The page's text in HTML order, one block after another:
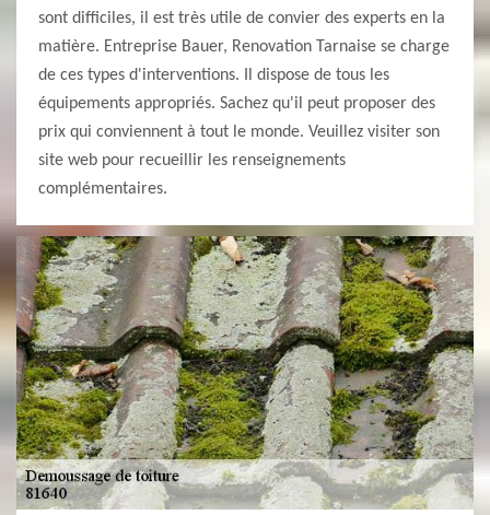
sont difficiles, il est très utile de convier des experts en la
matière. Entreprise Bauer, Renovation Tarnaise se charge
de ces types d'interventions. Il dispose de tous les
équipements appropriés. Sachez qu'il peut proposer des
prix qui conviennent à tout le monde. Veuillez visiter son
site web pour recueillir les renseignements
complémentaires.